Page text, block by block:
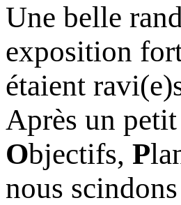
Une belle
exposition
étaient
Après un
Objectifs, P
nous